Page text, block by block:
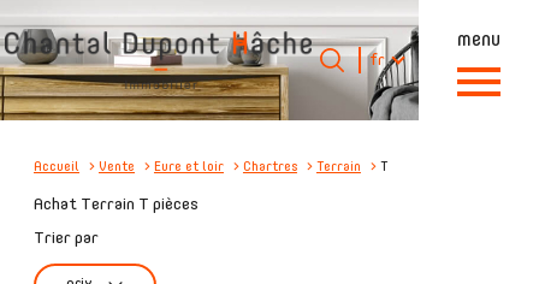
menu
Langue
fr
Accueil
0
Langue
fr
Accueil Vente Eure et loir Chartres Terrain T
Achat Terrain T pièces
Trier par